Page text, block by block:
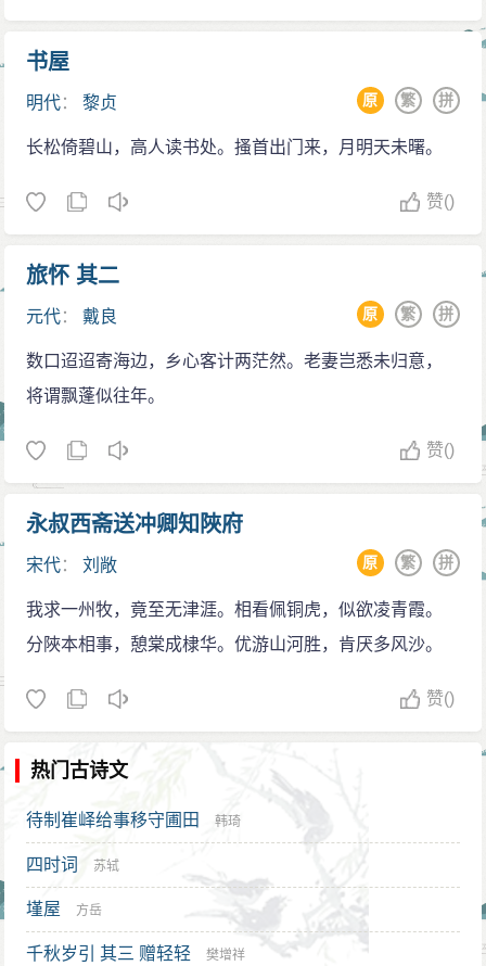
书屋
明代：黎贞 拼
繁
原
长松倚碧山，高人读书处。搔首出门来，月明天未曙。
赞()
旅怀 其二
元代：戴良 拼
繁
原
数口迢迢寄海边，乡心客计两茫然。老妻岂悉未归意，
将谓飘蓬似往年。
赞()
永叔西斋送冲卿知陜府
宋代：刘敞 拼
繁
原
我求一州牧，竟至无津涯。相看佩铜虎，似欲凌青霞。
分陜本相事，憩棠成棣华。优游山河胜，肯厌多风沙。
赞()
热门古诗文
待制崔峄给事移守圃田 韩琦
四时词 苏轼
墐屋 方岳
千秋岁引 其三 赠轻轻 樊增祥